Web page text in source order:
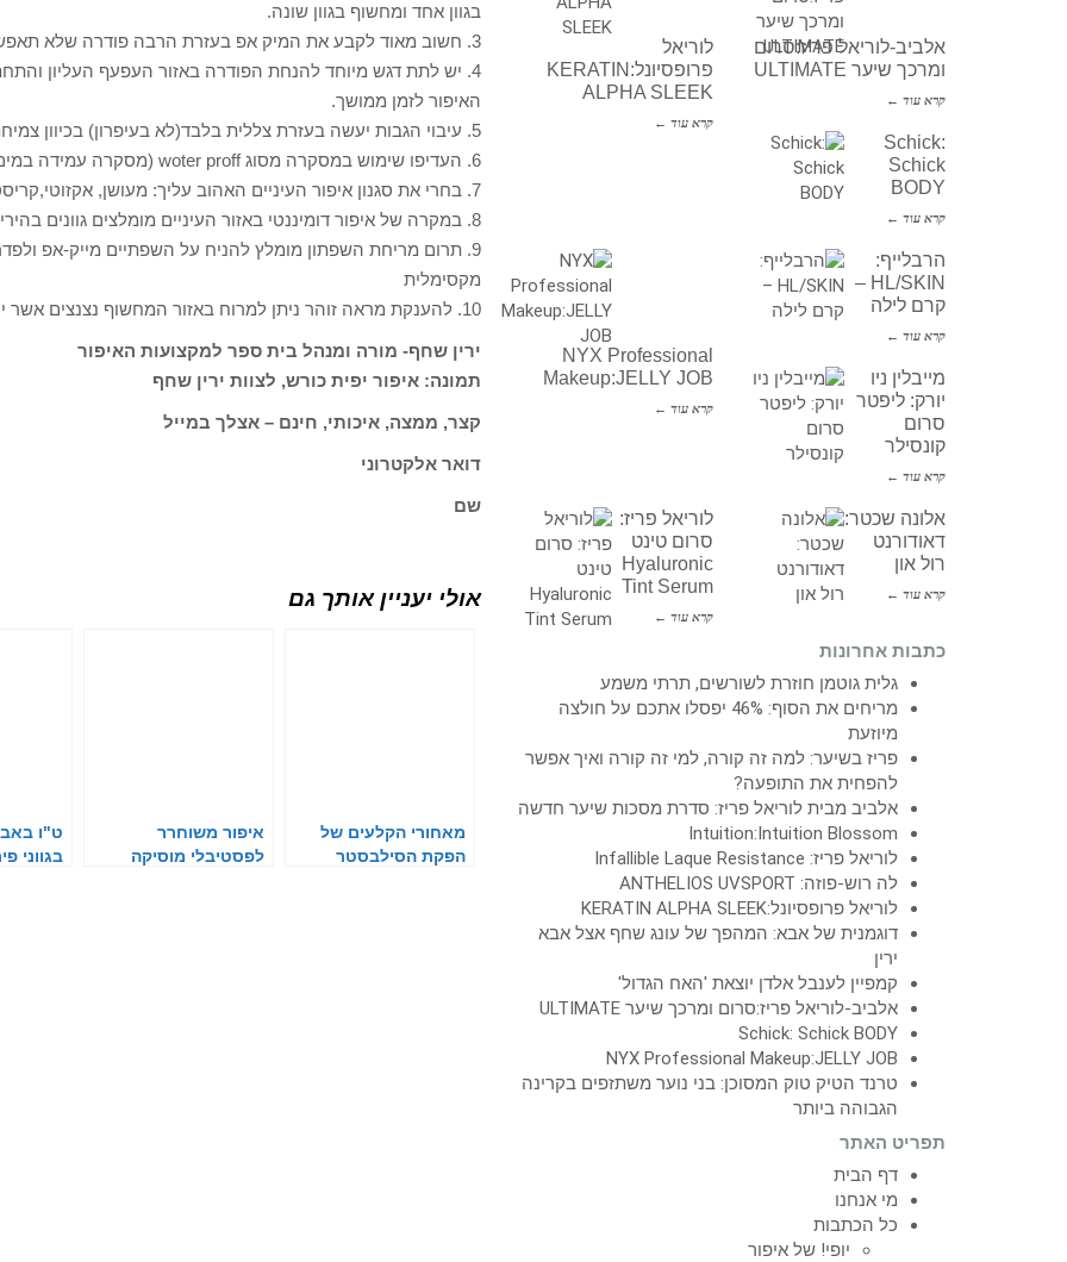
בגוון אחד ומחשוף בגוון שונה.
3. חשוב מאוד לקבע את המיק אפ בעזרת הרבה פודרה שלא תאפשר לזעה להמיס את האיפור
4. יש לתת דגש מיוחד להנחת הפודרה באזור העפעף העליון
האיפור לזמן ממושך.
5. עיבוי הגבות יעשה בעזרת צללית בלבד(לא בעיפרון) בכיוון צמיחת השיער,כך יווצר מראה טבעי יותר
6. העדיפו שימוש במסקרה מסוג woter proff (מסקרה עמידה במים)זו לא תמרח כשהעין תדמע
7. בחרי את סגנון איפור העיניים האהוב עליך: מעושן, אקזוטי,קריסטלי וכו.מומלץ לשלב צלליות מבריקות
8. במקרה של איפור דומיננטי באזור העיניים מומלצים גוונים בהירים לשפתיים.
9. תרום מריחת השפתון מומלץ להניח על השפתיים מייק-אפ
מקסימלית
10. להענקת מראה זוהר ניתן למרוח באזור המחשוף נצנצים אשר יחזירו נגיעות אור במגע עם התאורה
ירין שחף- מורה ומנהל בית ספר למקצועות האיפור
תמונה: איפור יפית כורש, לצוות ירין שחף
קצר, ממצה, איכותי, חינם – אצלך במייל
דואר אלקטרוני
שם
אולי יעניין אותך גם
מאחורי הקלעים של
הפקת הסילבסטר
איפור משוחרר
לפסטיבלי מוסיקה
ט"ו
בגווני
לוריאל
פרופסיונל:KERATIN
ALPHA SLEEK
קרא עוד ←
אלביב-לוריאל פריז:סרום
ומרכך שיער ULTIMATE
קרא עוד ←
Schick:
Schick
BODY
קרא עוד ←
NYX Professional
Makeup:JELLY JOB
קרא עוד ←
הרבלייף:
HL/SKIN –
קרם לילה
קרא עוד ←
מייבלין ניו
יורק: ליפטר
סרום
קונסילר
קרא עוד ←
לוריאל פריז:
סרום טינט
Hyaluronic
Tint Serum
קרא עוד ←
אלונה שכטר:
דאודורנט
רול און
קרא עוד ←
כתבות אחרונות
גלית גוטמן חוזרת לשורשים, תרתי משמע
מריחים את הסוף: 46% יפסלו אתכם על חולצה
מיוזעת
פריז בשיער: למה זה קורה, למי זה קורה ואיך אפשר
להפחית את התופעה?
אלביב מבית לוריאל פריז: סדרת מסכות שיער חדשה
Intuition:Intuition Blossom
לוריאל פריז: Infallible Laque Resistance
לה רוש-פוזה: ANTHELIOS UVSPORT
לוריאל פרופסיונל:KERATIN ALPHA SLEEK
דוגמנית של אבא: המהפך של עונג שחף אצל אבא
ירין
קמפיין לענבל אלדן יוצאת 'האח הגדול'
אלביב-לוריאל פריז:סרום ומרכך שיער ULTIMATE
Schick: Schick BODY
NYX Professional Makeup:JELLY JOB
טרנד הטיק טוק המסוכן: בני נוער משתזפים בקרינה
הגבוהה ביותר
תפריט האתר
דף הבית
מי אנחנו
כל הכתבות
יופי! של איפור